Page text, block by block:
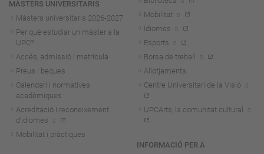
MÀSTERS UNIVERSITARIS
Màsters universitaris 2026-2027
Per què estudiar un màster a la
UPC?
Accés, admissió i matrícula
Preus i beques
Calendari i normatives
acadèmiques
Acreditació i reconeixement
d'idiomes
Mobilitat i pràctiques
Mobilitat
Idiomes
Esports
Borsa de treball
Allotjaments
Centre Universitari de la Visió
UPCArts, la comunitat cultural
INFORMACIÓ PER A